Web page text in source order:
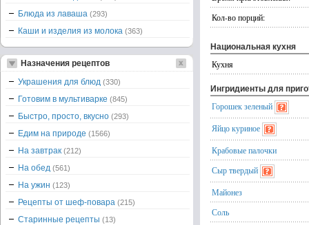
Кол-во порций:
Национальная кухня
Кухня
Ингридиенты для
Горошек зеленый
Яйцо куриное
Крабовые палочки
Сыр твердый
Майонез
Соль
Блюда из лаваша (293)
Каши и изделия из молока (363)
Назначения рецептов
Украшения для блюд (330)
Готовим в мультиварке (845)
Быстро, просто, вкусно (293)
Едим на природе (1566)
На завтрак (212)
На обед (561)
На ужин (123)
Рецепты от шеф-повара (215)
Старинные рецепты (13)